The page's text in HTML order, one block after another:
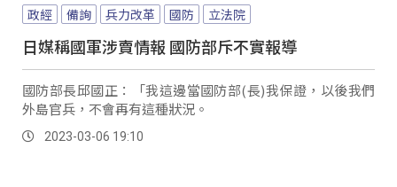
政經 備詢 兵力改革 國防 立法院
日媒稱國軍涉賣情報 國防部斥不實報導
國防部長邱國正：「我這邊當國防部(長)我保證，以後我們
外島官兵，不會再有這種狀況。
2023-03-06 19:10